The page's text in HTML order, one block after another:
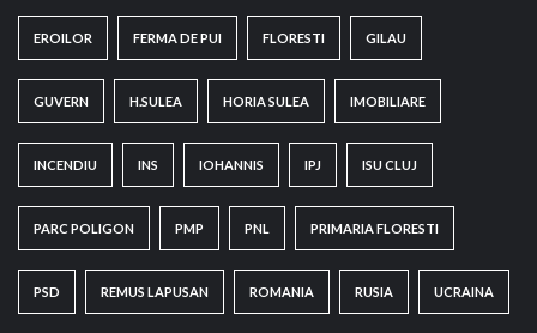
EROILOR FERMA DE PUI FLORESTI GILAU
GUVERN H.SULEA HORIA SULEA IMOBILIARE
INCENDIU INS IOHANNIS IPJ ISU CLUJ
PARC POLIGON PMP PNL PRIMARIA FLORESTI
PSD REMUS LAPUSAN ROMANIA RUSIA UCRAINA